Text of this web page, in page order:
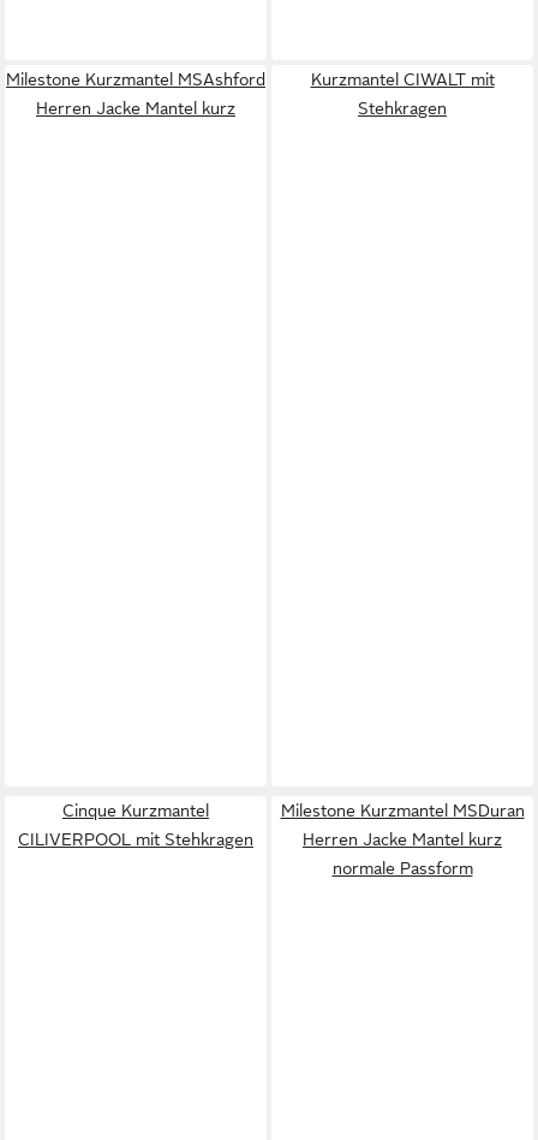
Milestone Kurzmantel MSAshford
Herren Jacke Mantel kurz
Kurzmantel CIWALT mit
Stehkragen
Cinque Kurzmantel
CILIVERPOOL mit Stehkragen
Milestone Kurzmantel MSDuran
Herren Jacke Mantel kurz
normale Passform